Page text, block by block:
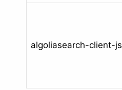
algoliasearch-client-js